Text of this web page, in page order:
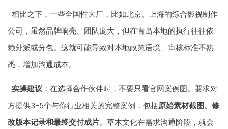
相比之下，一些全国性大厂，比如北京、上海的综合影视制作
公司，虽然品牌响亮、团队庞大，但在青岛本地的执行往往依
赖外派或分包。这就可能导致对本地政策语境、审核标准不熟
悉，增加沟通成本。
实操建议 ：在选择合作伙伴时，不要只看官网案例图。要求对
方提供3-5个与你行业相关的完整案例，包括原始素材截图、修
改版本记录和最终交付成片。草木文化在需求沟通阶段，就会